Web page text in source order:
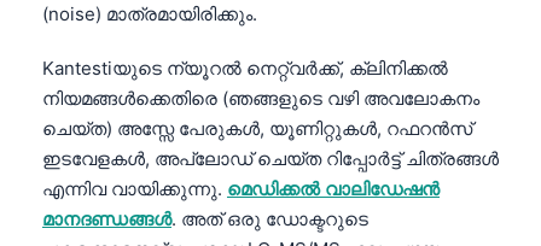
(noise) മാത്രമായിരിക്കും.
Kantestiയുടെ ന്യൂറൽ നെറ്റ്‌വർക്ക്, ക്ലിനിക്കൽ
നിയമങ്ങൾക്കെതിരെ (ഞങ്ങളുടെ വഴി അവലോകനം
ചെയ്ത) അസ്സേ പേരുകൾ, യൂണിറ്റുകൾ, റഫറൻസ്
ഇടവേളകൾ, അപ്‌ലോഡ് ചെയ്ത റിപ്പോർട്ട് ചിത്രങ്ങൾ
എന്നിവ വായിക്കുന്നു. മെഡിക്കൽ വാലിഡേഷൻ
മാനദണ്ഡങ്ങൾ. അത് ഒരു ഡോക്ടറുടെ